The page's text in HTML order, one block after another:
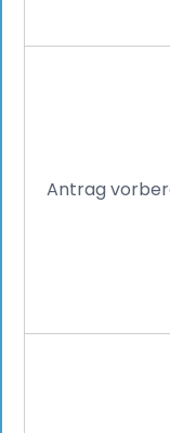
Antrag